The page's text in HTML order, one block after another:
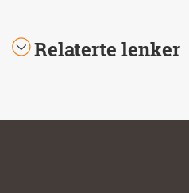
Relaterte lenker